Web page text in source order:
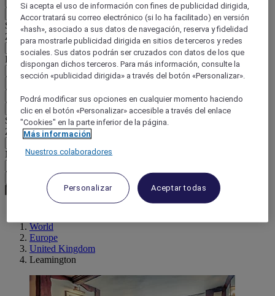
Atrás
Seleccione su país e idioma a continuación
Zona geográfica
País / Región - Idioma
Confirmar mi país e idioma
EUR (€)
Atrás
Seleccione su moneda a continuación
Zona geográfica
Moneda
Confirmar mi moneda
World
Europe
United Kingdom
Leamington
Si acepta el uso de información con fines de publicidad dirigida,
Accor tratará su correo electrónico (si lo ha facilitado) en versión
«hash», asociado a sus datos de navegación, reserva y fidelidad
para mostrarle publicidad dirigida en sitios de terceros y redes
sociales. Sus datos podrán ser cruzados con datos de los que
dispongan dichos terceros. Para más información, consulte la
sección «publicidad dirigida» a través del botón «Personalizar».
Podrá modificar sus opciones en cualquier momento haciendo
clic en el botón «Personalizar» accesible a través del enlace
"Cookies" en la parte inferior de la página.
Más información
Nuestros colaboradores
Personalizar Aceptar todas